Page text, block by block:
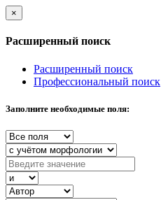
×
Расширенный поиск
Расширенный поиск
Профессиональный поиск
Заполните необходимые поля: